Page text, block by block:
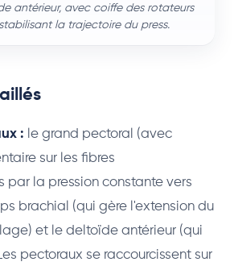
antérieur, avec coiffe des rotateurs
la trajectoire du press.
: le grand pectoral (avec
sur les fibres
par la pression constante vers
brachial (qui gère l'extension du
et le deltoïde antérieur (qui
pectoraux se raccourcissent sur